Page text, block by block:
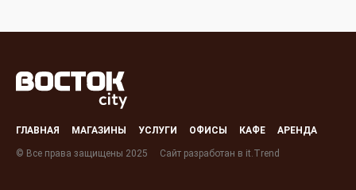
ГЛАВНАЯ МАГАЗИНЫ УСЛУГИ ОФИСЫ КАФЕ АРЕНДА
© Все права защищены 2025 Сайт разработан в it.Trend